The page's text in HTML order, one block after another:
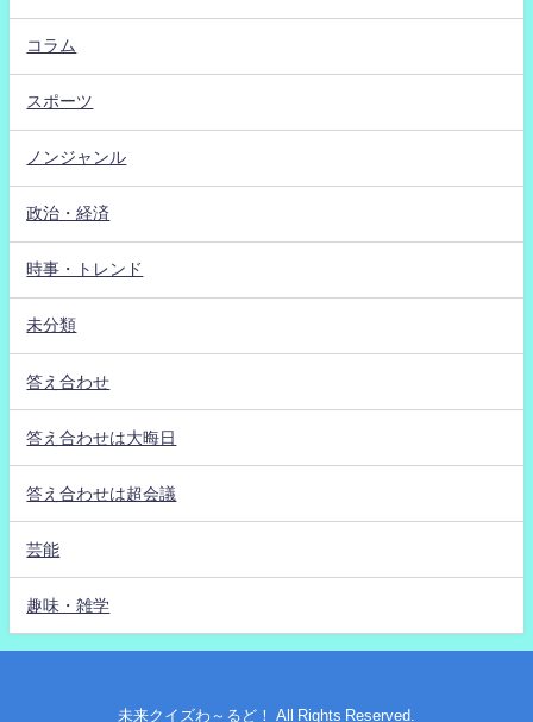
コラム
スポーツ
ノンジャンル
政治・経済
時事・トレンド
未分類
答え合わせ
答え合わせは大晦日
答え合わせは超会議
芸能
趣味・雑学
未来クイズわ～るど！ All Rights Reserved.